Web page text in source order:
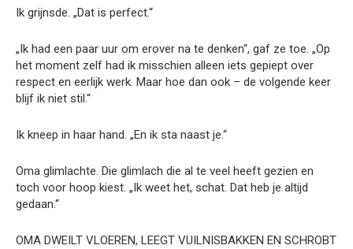
Ik grijnsde. „Dat is perfect.“
„Ik had een paar uur om erover na te denken“, gaf ze toe. „Op
het moment zelf had ik misschien alleen iets gepiept over
respect en eerlijk werk. Maar hoe dan ook – de volgende keer
blijf ik niet stil.“
Ik kneep in haar hand. „En ik sta naast je.“
Oma glimlachte. Die glimlach die al te veel heeft gezien en
toch voor hoop kiest. „Ik weet het, schat. Dat heb je altijd
gedaan.“
OMA DWEILT VLOEREN, LEEGT VUILNISBAKKEN EN SCHROBT